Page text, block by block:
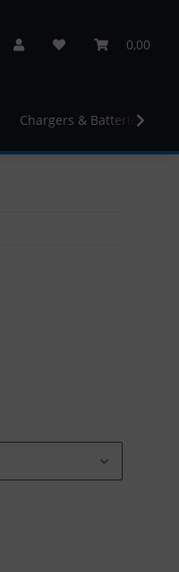
0,00
Chargers & Batteries